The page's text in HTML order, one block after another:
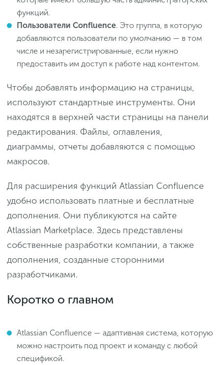
функций.
Пользователи Confluence. Это группа, в которую
добавляются пользователи по умолчанию — в том
числе и незарегистрированные, если нужно
предоставить им доступ к работе над контентом.
Чтобы добавлять информацию на страницы,
используют стандартные инструменты. Они
находятся в верхней части страницы на панели
редактирования. Файлы, оглавления,
диаграммы, отчеты добавляются с помощью
макросов.
Для расширения функций Atlassian Confluence
удобно использовать платные и бесплатные
дополнения. Они публикуются на сайте
Atlassian Marketplace. Здесь представлены
собственные разработки компании, а также
дополнения, созданные сторонними
разработчиками.
Коротко о главном
Atlassian Confluence — адаптивная система, которую
можно настроить под проект и команду с любой
спецификой.